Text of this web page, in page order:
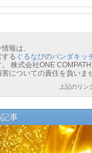
報は、
る ぐるなびのパンダキッ
株式会社ONE
についての責任を負いま
上記のリン
事